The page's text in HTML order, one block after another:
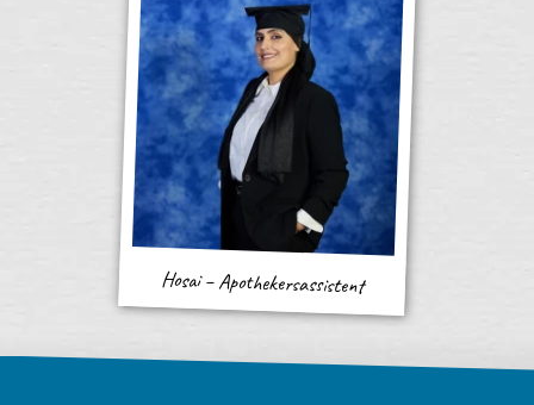
Hosai – Apothekersassistent